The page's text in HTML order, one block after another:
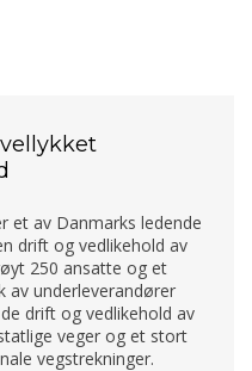
et av Danmarks ledende
drift og vedlikehold av
250 ansatte og et
av underleverandører
drift og vedlikehold av
veger og et stort
vegstrekninger.